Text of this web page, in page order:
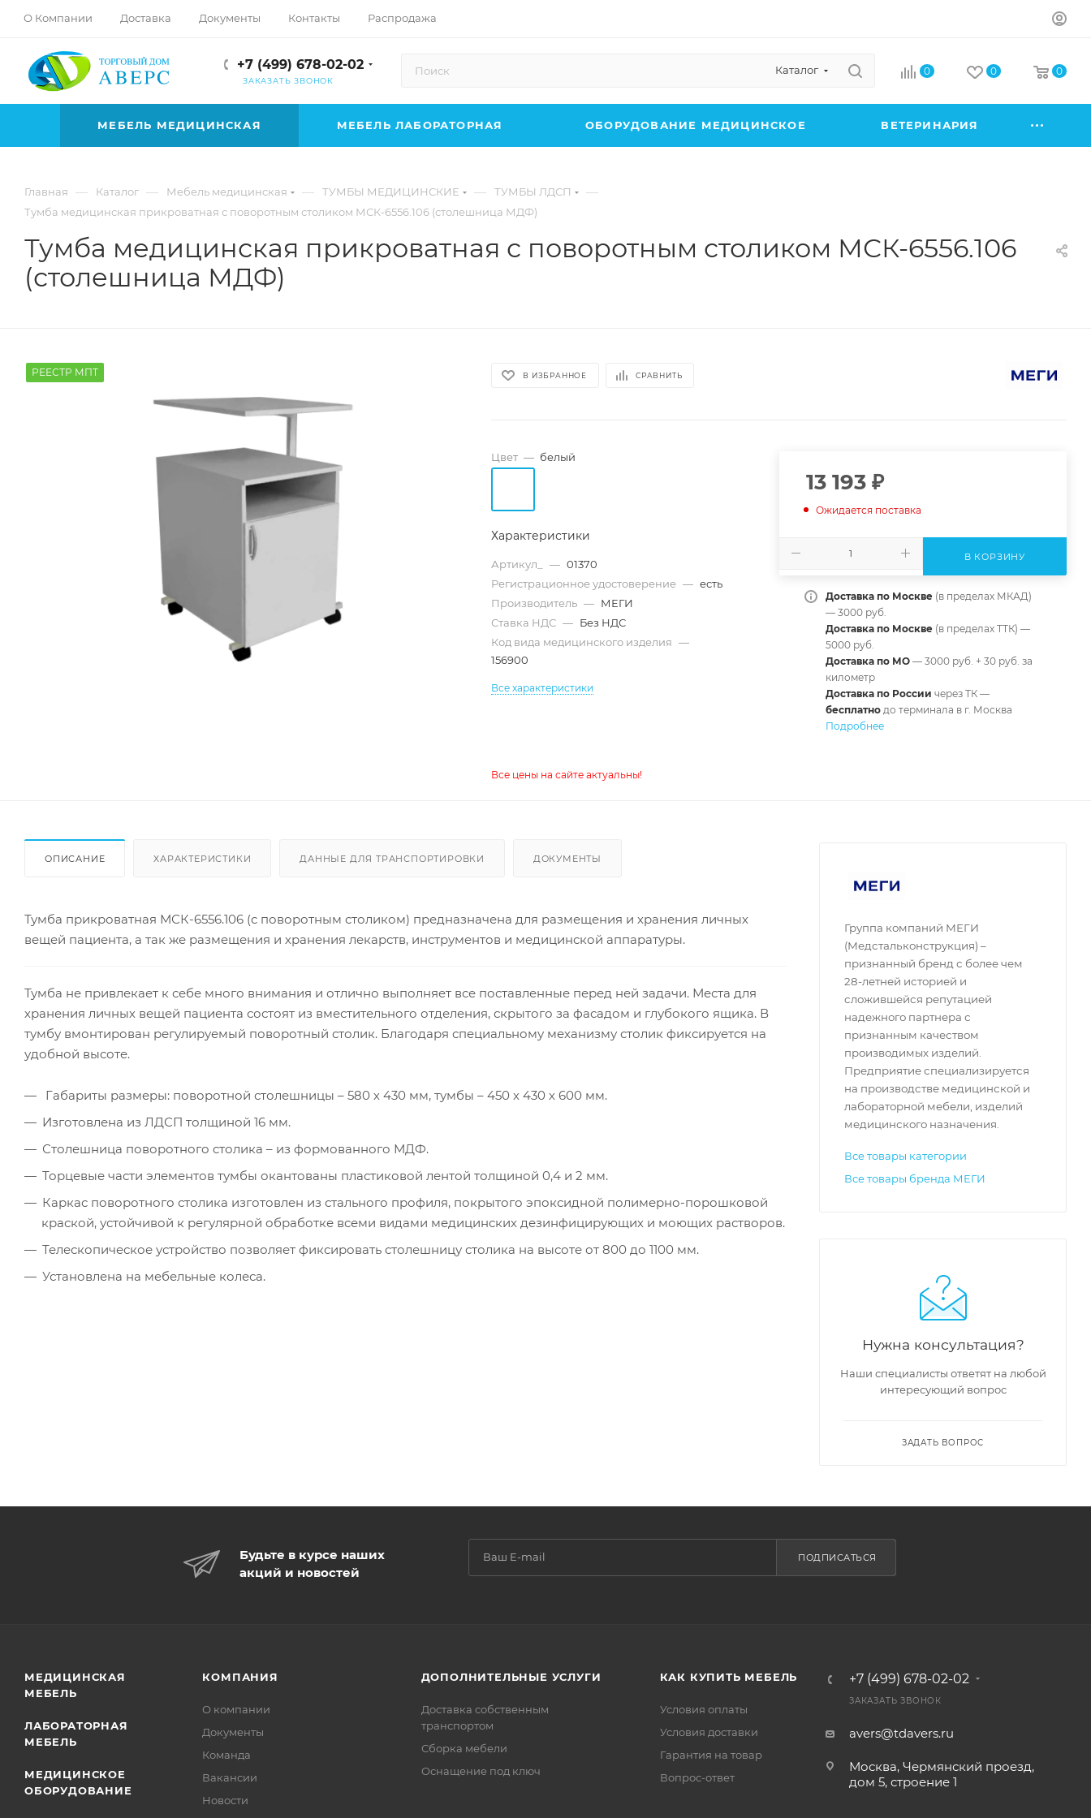
О Компании Доставка Документы Контакты Распродажа
+7 (499) 678-02-02
ЗАКАЗАТЬ ЗВОНОК
Каталог 0 0 0
МЕБЕЛЬ МЕДИЦИНСКАЯ МЕБЕЛЬ ЛАБОРАТОРНАЯ ОБОРУДОВАНИЕ МЕДИЦИНСКОЕ ВЕТЕРИНАРИЯ
Главная — Каталог — Мебель медицинская — ТУМБЫ МЕДИЦИНСКИЕ — ТУМБЫ ЛДСП —
Тумба медицинская прикроватная с поворотным столиком МСК-6556.106 (столешница МДФ)
Тумба медицинская прикроватная с поворотным столиком МСК-6556.106
(столешница МДФ)
РЕЕСТР МПТ В ИЗБРАННОЕ СРАВНИТЬ
Цвет — белый
Характеристики
Артикул_ — 01370
Регистрационное удостоверение — есть
Производитель — МЕГИ
Ставка НДС — Без НДС
Код вида медицинского изделия —
156900
Все характеристики
13 193₽
Ожидается поставка
В КОРЗИНУ
Доставка по Москве(в пределах МКАД)
— 3000 руб.
Доставка по Москве (в пределах ТТК) —
5000 руб.
Доставка по МО— 3000 руб. + 30 руб. за
километр
Доставка по России через ТК —
бесплатнодо терминала в г. Москва
Подробнее
Все цены на сайте актуальны!
ОПИСАНИЕ ХАРАКТЕРИСТИКИ ДАННЫЕ ДЛЯ ТРАНСПОРТИРОВКИ ДОКУМЕНТЫ
Тумба прикроватная МСК-6556.106 (с поворотным столиком) предназначена для размещения и хранения личных
вещей пациента, а так же размещения и хранения лекарств, инструментов и медицинской аппаратуры.
Тумба не привлекает к себе много внимания и отлично выполняет все поставленные перед ней задачи. Места для
хранения личных вещей пациента состоят из вместительного отделения, скрытого за фасадом и глубокого ящика. В
тумбу вмонтирован регулируемый поворотный столик. Благодаря специальному механизму столик фиксируется на
удобной высоте.
Габариты размеры: поворотной столешницы – 580 х 430 мм, тумбы – 450 х 430 х 600 мм.
Изготовлена из ЛДСП толщиной 16 мм.
Столешница поворотного столика – из формованного МДФ.
Торцевые части элементов тумбы окантованы пластиковой лентой толщиной 0,4 и 2 мм.
Каркас поворотного столика изготовлен из стального профиля, покрытого эпоксидной полимерно-порошковой
краской, устойчивой к регулярной обработке всеми видами медицинских дезинфицирующих и моющих растворов.
Телескопическое устройство позволяет фиксировать столешницу столика на высоте от 800 до 1100 мм.
Установлена на мебельные колеса.
Группа компаний МЕГИ
(Медстальконструкция) –
признанный бренд с более чем
28-летней историей и
сложившейся репутацией
надежного партнера с
признанным качеством
производимых изделий.
Предприятие специализируется
на производстве медицинской и
лабораторной мебели, изделий
медицинского назначения.
Все товары категории
Все товары бренда МЕГИ
Нужна консультация?
Наши специалисты ответят на любой
интересующий вопрос
ЗАДАТЬ ВОПРОС
Будьте в курсе наших
акций и новостей
ПОДПИСАТЬСЯ
МЕДИЦИНСКАЯ
МЕБЕЛЬ
ЛАБОРАТОРНАЯ
МЕБЕЛЬ
МЕДИЦИНСКОЕ
ОБОРУДОВАНИЕ
КОМПАНИЯ
О компании
Документы
Команда
Вакансии
Новости
ДОПОЛНИТЕЛЬНЫЕ УСЛУГИ
Доставка собственным
транспортом
Сборка мебели
Оснащение под ключ
КАК КУПИТЬ МЕБЕЛЬ
Условия оплаты
Условия доставки
Гарантия на товар
Вопрос-ответ
+7 (499) 678-02-02
ЗАКАЗАТЬ ЗВОНОК
avers@tdavers.ru
Москва, Чермянский проезд,
дом 5, строение 1
movies